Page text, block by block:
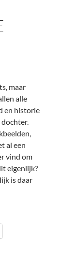
maar
alle
en historie
dochter.
al een
vind om
eigenlijk?
is daar